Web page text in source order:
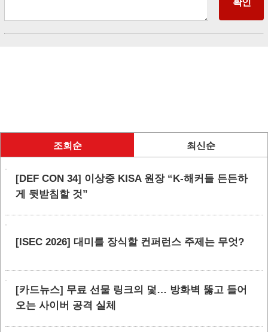
조회순 최신순
[DEF CON 34] 이상중 KISA 원장 “K-해커들 든든하
게 뒷받침할 것”
[ISEC 2026] 대미를 장식할 컨퍼런스 주제는 무엇?
[카드뉴스] 무료 선물 링크의 덫… 방화벽 뚫고 들어
오는 사이버 공격 실체